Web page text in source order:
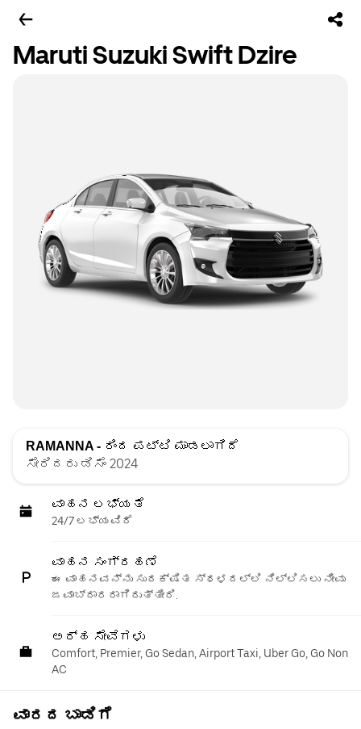
Maruti Suzuki Swift Dzire
RAMANNA - ರಿಂದ ಪಟ್ಟಿ ಮಾಡಲಾಗಿದೆ
ಸೇರಿದರು ಡಿಸೆಂ 2024
ವಾಹನ ಲಭ್ಯತೆ
24/7 ಲಭ್ಯವಿದೆ
ವಾಹನ ಸಂಗ್ರಹಣೆ
ಈ ವಾಹನವನ್ನು ಸುರಕ್ಷಿತ ಸ್ಥಳದಲ್ಲಿ ನಿಲ್ಲಿಸಲು ನೀವು
ಜವಾಬ್ದಾರರಾಗಿರುತ್ತೀರಿ.
ಅರ್ಹ ಸೇವೆಗಳು
Comfort, Premier, Go Sedan, Airport Taxi, Uber Go, Go Non
AC
ವಾರದ ಬಾಡಿಗೆ